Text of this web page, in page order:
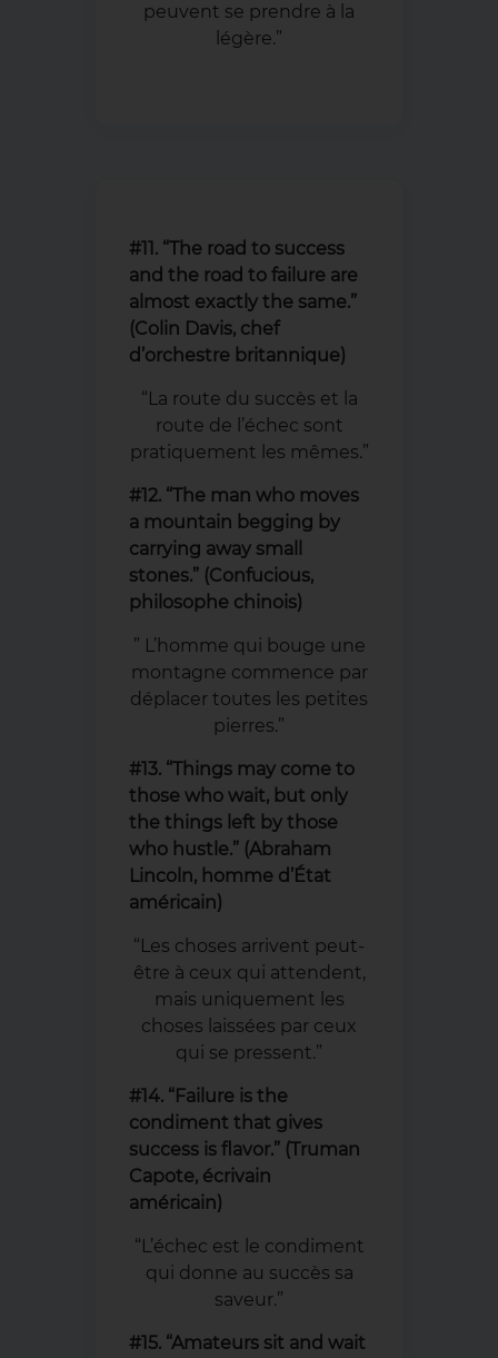
peuvent se prendre à la
légère.”
#11. “The road to success
and the road to failure are
almost exactly the same.”
(Colin Davis, chef
d’orchestre britannique)
“La route du succès et la
route de l’échec sont
pratiquement les mêmes.”
#12. “The man who moves
a mountain begging by
carrying away small
stones.” (Confucious,
philosophe chinois)
” L’homme qui bouge une
montagne commence par
déplacer toutes les petites
pierres.”
#13. “Things may come to
those who wait, but only
the things left by those
who hustle.” (Abraham
Lincoln, homme d’ État
américain)
“Les choses arrivent peut-
être à ceux qui attendent,
mais uniquement les
choses laissées par ceux
qui se pressent.”
#14. “Failure is the
condiment that gives
success is flavor.” (Truman
Capote, écrivain
américain)
“L’échec est le condiment
qui donne au succès sa
saveur.”
#15. “Amateurs sit and wait